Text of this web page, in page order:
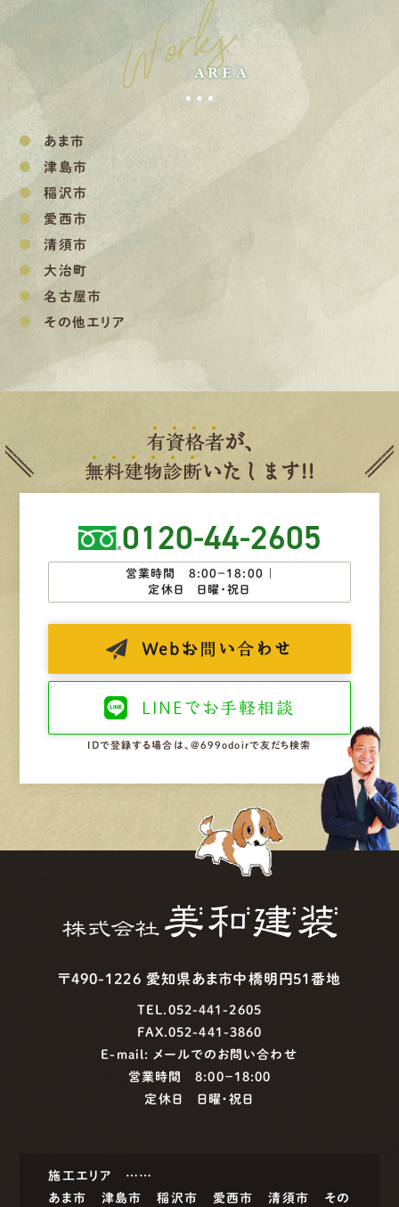
Works
AREA
あま市
津島市
稲沢市
愛西市
清須市
大治町
名古屋市
その他エリア
有資格者が、
無料建物診断いたします!!
0120-44-2605
営業時間 8:00−18:00 ｜
定休日 日曜・祝日
Web お問い合わせ
LINEで お手軽相談
IDで登録する場合は、@699odoirで友だち検索
〒490-1226 愛知県あま市中橋明円51番地
TEL.052-441-2605
FAX.052-441-3860
E-mail: メールでのお問い合わせ
営業時間 8:00−18:00
定休日 日曜・祝日
施工エリア ……
あま市
津島市 稲沢市 愛西市 清須市
その